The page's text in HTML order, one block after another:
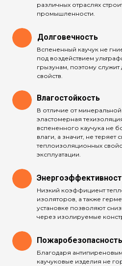
Низкий коэффициент
изоляторов, а также
установке позволяют
через изолируемые
В отличие от минеральной
эластомерная
вспененного каучука не
влаги, а значит, не теряет
теплоизоляционных
эксплуатации.
Благодаря
каучуковые изделия не
различных отраслях
промышленности.
Вспененный каучук не
под воздействием
грызунам, поэтому служит
свойств.
Долговечность
Влагостойкость
Пожаробезопасность